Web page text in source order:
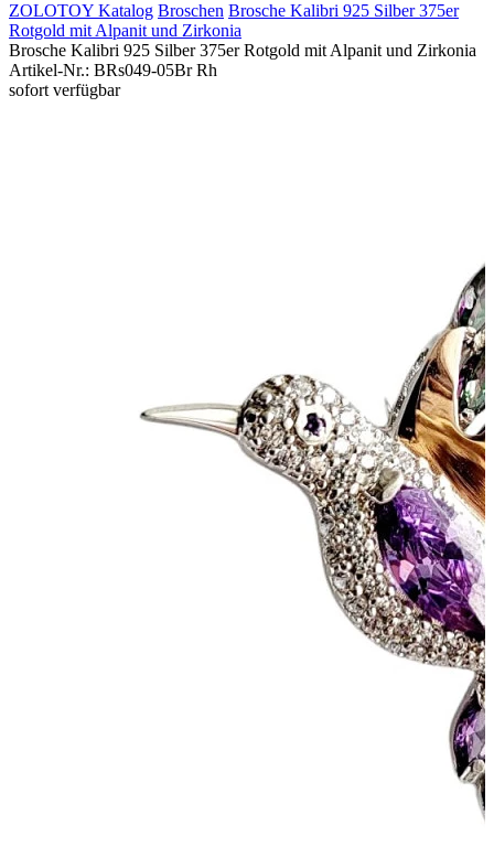
ZOLOTOY Katalog Broschen Brosche Kalibri 925 Silber 375er
Rotgold mit Alpanit und Zirkonia
Brosche Kalibri 925 Silber 375er Rotgold mit Alpanit und Zirkonia
Artikel-Nr.: BRs049-05Br Rh
sofort verfügbar